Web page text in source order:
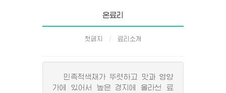
온료리
첫페지 료리소개
민족적색채가 뚜렷하고 맛과 영양
가에 있어서 높은 경지에 올라선 료